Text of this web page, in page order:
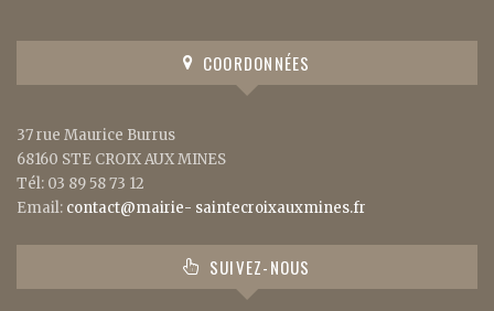
COORDONNÉES
37 rue Maurice Burrus
68160 STE CROIX AUX MINES
Tél: 03 89 58 73 12
Email: contact@mairie- saintecroixauxmines.fr
SUIVEZ-NOUS